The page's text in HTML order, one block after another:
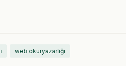
web okuryazarlığı